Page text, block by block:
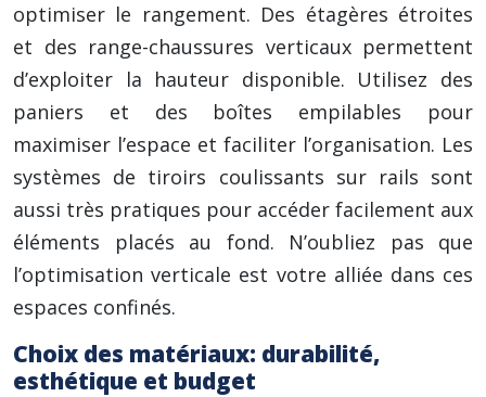
optimiser le rangement. Des étagères étroites
et des range-chaussures verticaux permettent
d’exploiter la hauteur disponible. Utilisez des
paniers et des boîtes empilables pour
maximiser l’espace et faciliter l’organisation. Les
systèmes de tiroirs coulissants sur rails sont
aussi très pratiques pour accéder facilement aux
éléments placés au fond. N’oubliez pas que
l’optimisation verticale est votre alliée dans ces
espaces confinés.
Choix des matériaux: durabilité,
esthétique et budget